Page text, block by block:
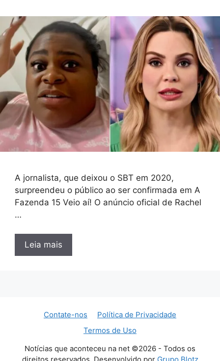
A jornalista, que deixou o SBT em 2020,
surpreendeu o público ao ser confirmada em A
Fazenda 15 Veio aí! O anúncio oficial de Rachel
…
Leia mais
Contate-nos
Política de Privacidade
Termos de Uso
Notícias que aconteceu na net ©2026 - Todos os
direitos reservados. Desenvolvido por Grupo Blotz